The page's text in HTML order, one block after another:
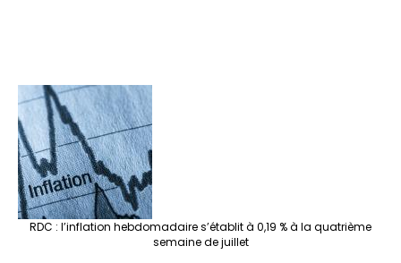
RDC : l’inflation hebdomadaire s’établit à 0,19 % à la quatrième
semaine de juillet